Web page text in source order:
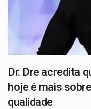
Dr. Dre acredita
hoje é mais
qualidade